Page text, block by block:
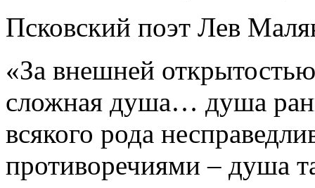
Псковский поэт Лев
«За внешней
сложная душа… душа
всякого рода
противоречиями – душа